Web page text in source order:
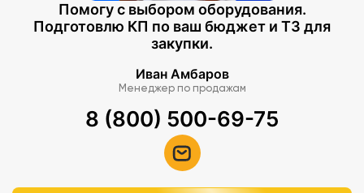
Помогу с выбором оборудования.
Подготовлю КП по ваш бюджет и ТЗ для
закупки.
Иван Амбаров
Менеджер по продажам
8 (800) 500-69-75